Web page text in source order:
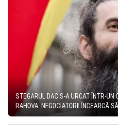
STEGARUL DAC S-A URCAT ÎNTR-UN
RAHOVA. NEGOCIATORII ÎNCEARCĂ